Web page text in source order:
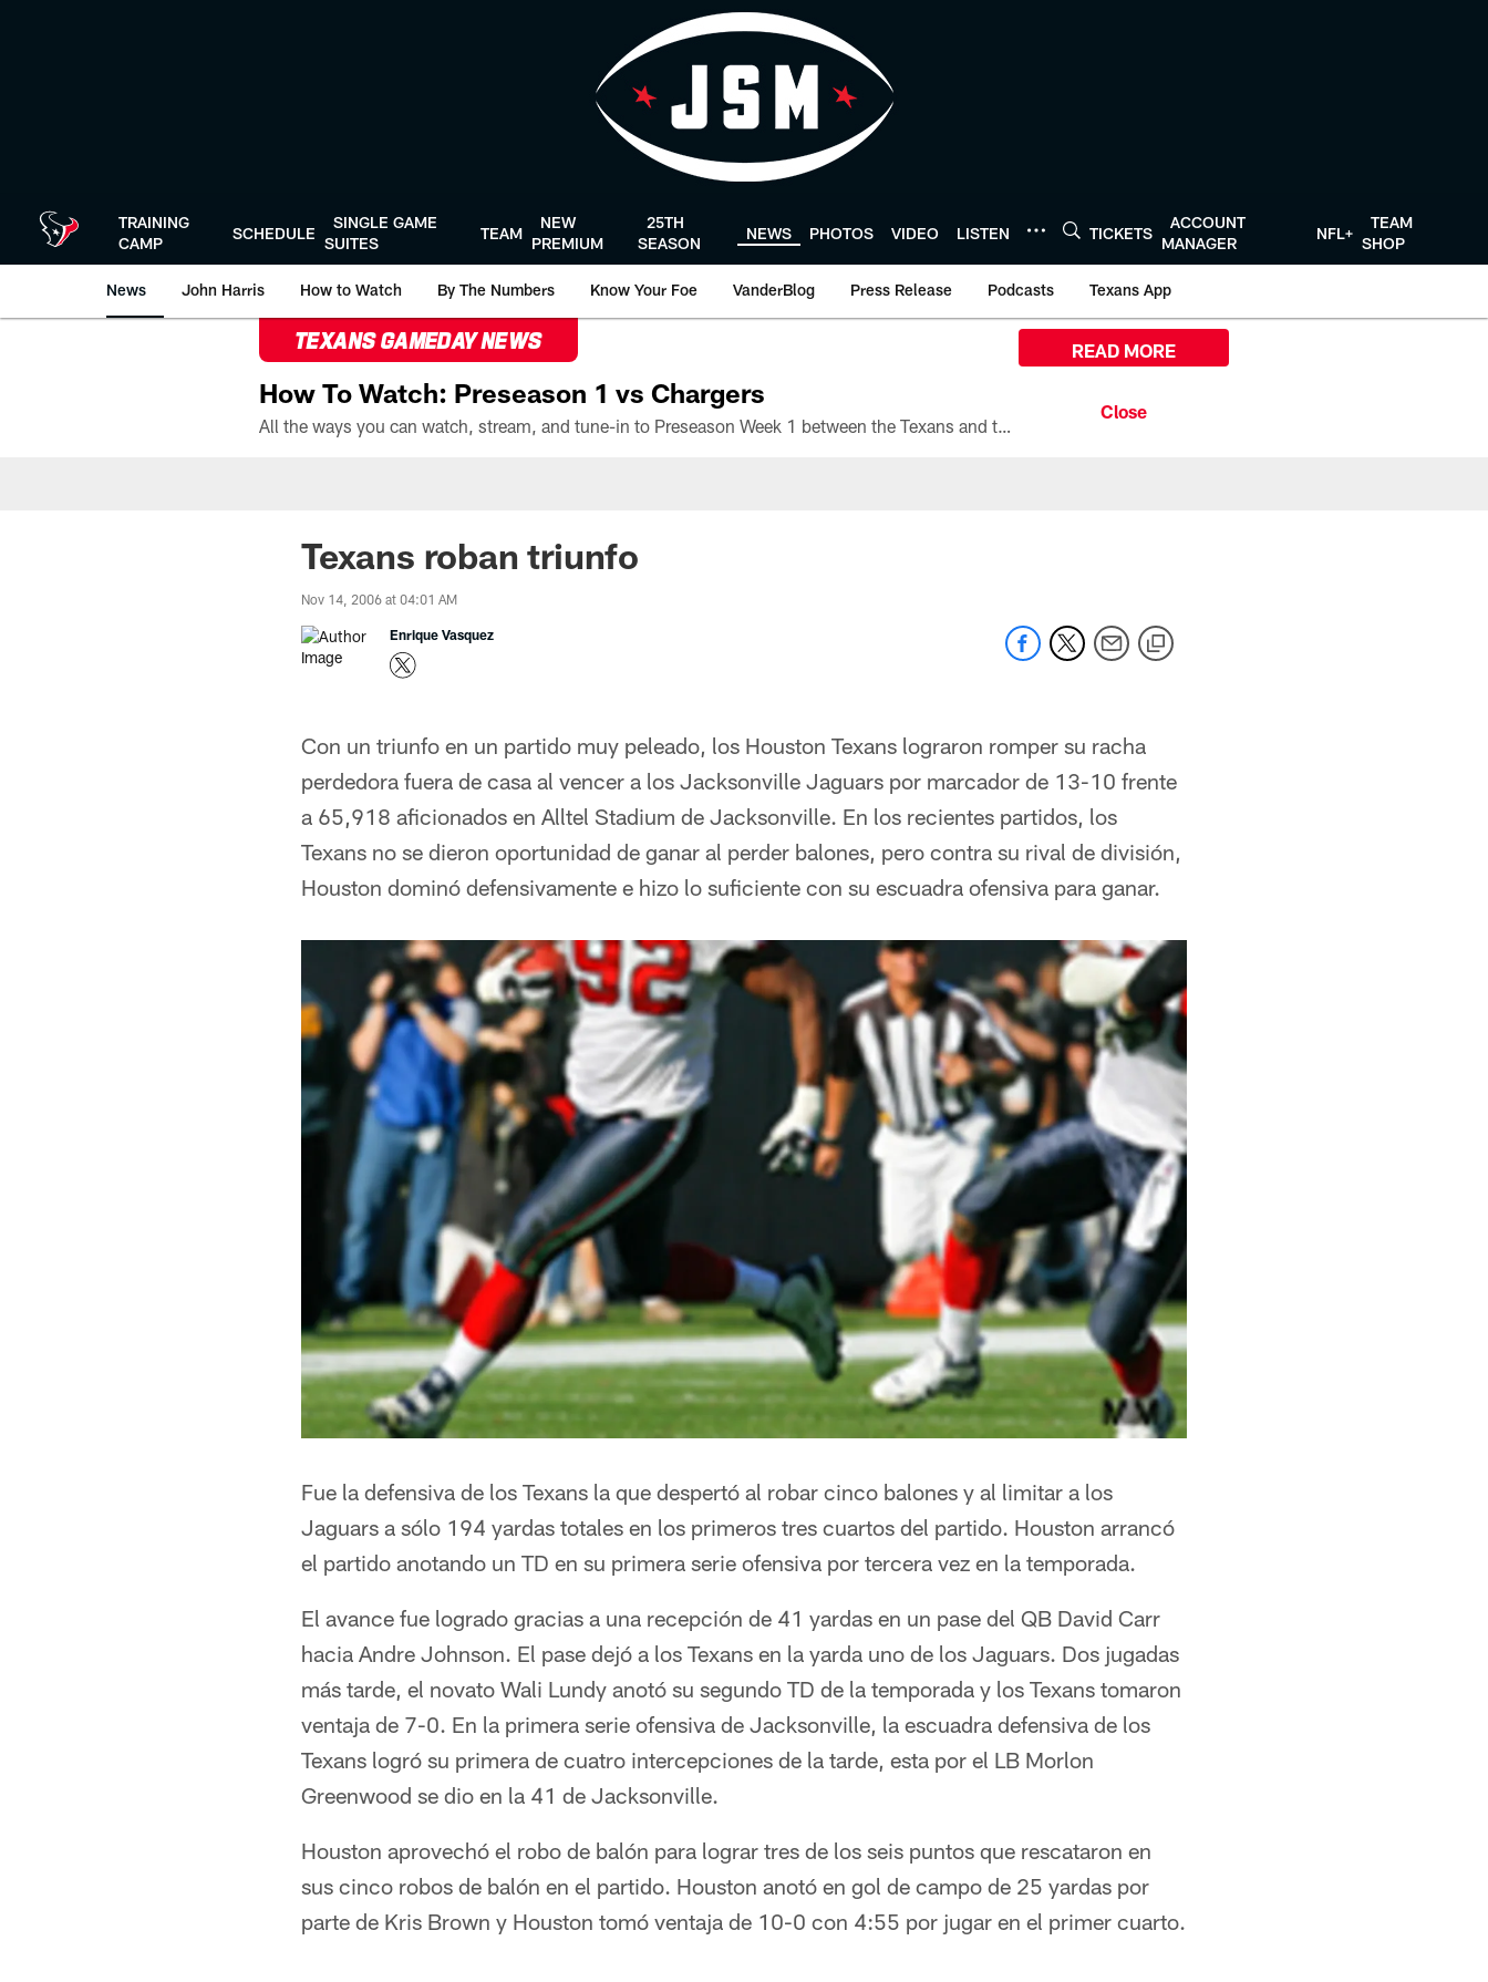
TRAINING
CAMP
SCHEDULE
SINGLE GAME
SUITES
TEAM
NEW
PREMIUM
25TH
SEASON
NEWS PHOTOS VIDEO LISTEN TICKETS
ACCOUNT
MANAGER
NFL+
TEAM
SHOP
News John Harris How to Watch By The Numbers Know Your Foe VanderBlog Press Release Podcasts Texans App
TEXANS GAMEDAY NEWS
How To Watch: Preseason 1 vs Chargers
All the ways you can watch, stream, and tune-in to Preseason Week 1 between the Texans and the Los Angeles Chargers at Reliant Stadium on August 13.
READ MORE
Texans roban triunfo
Nov 14, 2006 at 04:01 AM
Enrique Vasquez
Con un triunfo en un partido muy peleado, los Houston Texans lograron romper su racha
perdedora fuera de casa al vencer a los Jacksonville Jaguars por marcador de 13-10 frente
a 65,918 aficionados en Alltel Stadium de Jacksonville. En los recientes partidos, los
Texans no se dieron oportunidad de ganar al perder balones, pero contra su rival de división,
Houston dominó defensivamente e hizo lo suficiente con su escuadra ofensiva para ganar.
Fue la defensiva de los Texans la que despertó al robar cinco balones y al limitar a los
Jaguars a sólo 194 yardas totales en los primeros tres cuartos del partido. Houston arrancó
el partido anotando un TD en su primera serie ofensiva por tercera vez en la temporada.
El avance fue logrado gracias a una recepción de 41 yardas en un pase del QB David Carr
hacia Andre Johnson. El pase dejó a los Texans en la yarda uno de los Jaguars. Dos jugadas
más tarde, el novato Wali Lundy anotó su segundo TD de la temporada y los Texans tomaron
ventaja de 7-0. En la primera serie ofensiva de Jacksonville, la escuadra defensiva de los
Texans logró su primera de cuatro intercepciones de la tarde, esta por el LB Morlon
Greenwood se dio en la 41 de Jacksonville.
Houston aprovechó el robo de balón para lograr tres de los seis puntos que rescataron en
sus cinco robos de balón en el partido. Houston anotó en gol de campo de 25 yardas por
parte de Kris Brown y Houston tomó ventaja de 10-0 con 4:55 por jugar en el primer cuarto.